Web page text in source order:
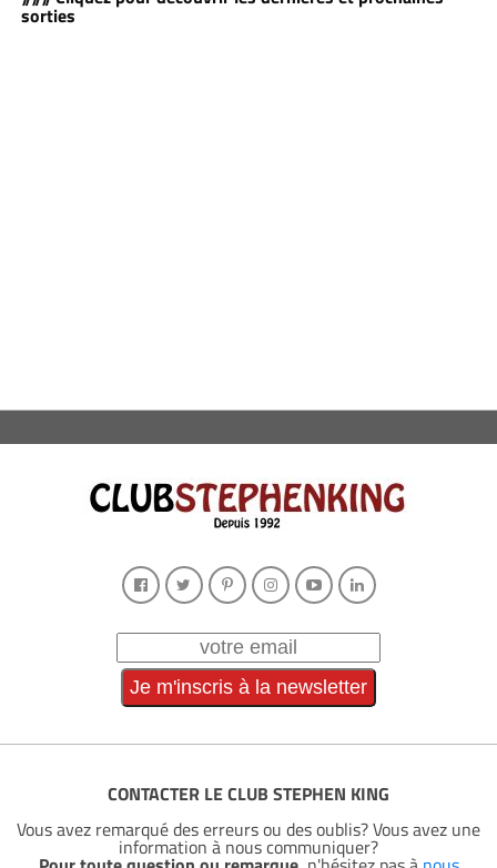
sorties
CONTACTER LE CLUB STEPHEN KING
Vous avez remarqué des erreurs ou des oublis? Vous avez une
information à nous communiquer?